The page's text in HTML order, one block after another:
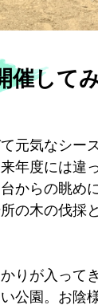
催して
元気なシー
年度には違
からの眺め
の木の伐採
りが入って
公園。お陰